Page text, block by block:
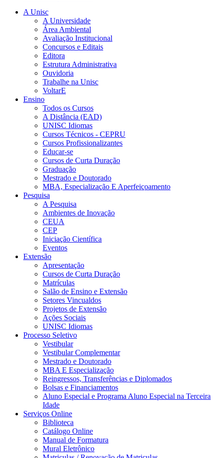
A Unisc
A Universidade
Área Ambiental
Avaliação Institucional
Concursos e Editais
Editora
Estrutura Administrativa
Ouvidoria
Trabalhe na Unisc
VoltarE
Ensino
Todos os Cursos
A Distância (EAD)
UNISC Idiomas
Cursos Técnicos - CEPRU
Cursos Profissionalizantes
Educar-se
Cursos de Curta Duração
Graduação
Mestrado e Doutorado
MBA, Especialização E Aperfeiçoamento
Pesquisa
A Pesquisa
Ambientes de Inovação
CEUA
CEP
Iniciação Científica
Eventos
Extensão
Apresentação
Cursos de Curta Duração
Matrículas
Salão de Ensino e Extensão
Setores Vincualdos
Projetos de Extensão
Ações Sociais
UNISC Idiomas
Processo Seletivo
Vestibular
Vestibular Complementar
Mestrado e Doutorado
MBA E Especialização
Reingressos, Transferências e Diplomados
Bolsas e Financiamentos
Aluno Especial e Programa Aluno Especial na Terceira
Idade
Serviços Online
Biblioteca
Catálogo Online
Manual de Formatura
Mural Eletrônico